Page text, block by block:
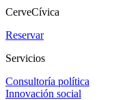
CerveCívica
Reservar
Servicios
Consultoría política
Innovación social